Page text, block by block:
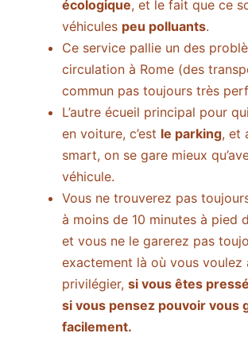
écologique, et le fait que ce
véhicules peu polluants.
Ce service pallie un des
circulation à Rome (des
commun pas toujours très
L’autre écueil principal pour
en voiture, c’est le parking, et
smart, on se gare mieux
véhicule.
Vous ne trouverez pas
à moins de 10 minutes à pied
et vous ne le garerez pas
exactement là où vous voulez
privilégier, si vous êtes
si vous pensez pouvoir vous
facilement.